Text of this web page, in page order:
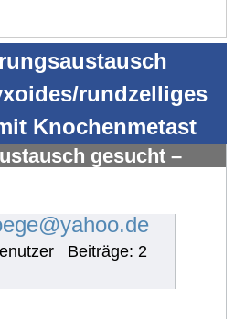
rundzelliges
Knochenmetast
gesucht –
Beiträge: 2